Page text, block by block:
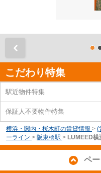
こだわり特集
駅近物件特集
保証人不要物件特集
横浜・関内・桜木町の賃貸情報 > (
ーライン > 阪東橋駅 > LUMEED横
ペ